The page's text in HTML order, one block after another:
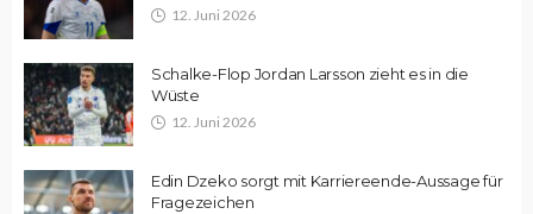
12. Juni 2026
Schalke-Flop Jordan Larsson zieht es in die
Wüste
12. Juni 2026
Edin Dzeko sorgt mit Karriereende-Aussage für
Fragezeichen